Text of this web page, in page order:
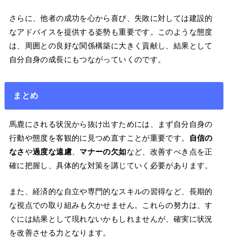
さらに、他者の成功を心から喜び、失敗に対しては建設的
なアドバイスを提供する姿勢も重要です。このような態度
は、周囲との良好な関係構築に大きく貢献し、結果として
自分自身の成長にもつながっていくのです。
まとめ
馬鹿にされる状況から抜け出すためには、まず自分自身の
行動や態度を客観的に見つめ直すことが重要です。
自信の
なさや過度な遠慮、 マナーの欠如など、改善すべき点を正
確に把握し、具体的な対策を講じていく必要があります。
また、経済的な自立や専門的なスキルの習得など、長期的
な視点での取り組みも欠かせません。これらの努力は、す
ぐには結果として現れないかもしれませんが、確実に状況
を改善させる力となります。